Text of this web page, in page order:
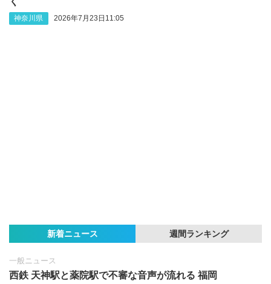
神奈川県 2026年7月23日11:05
新着ニュース 週間ランキング
一般ニュース
西鉄 天神駅と薬院駅で不審な音声が流れる 福岡